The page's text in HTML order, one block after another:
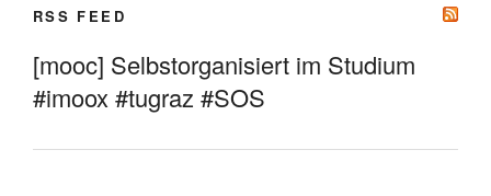
RSS FEED
[mooc] Selbstorganisiert im Studium
#imoox #tugraz #SOS